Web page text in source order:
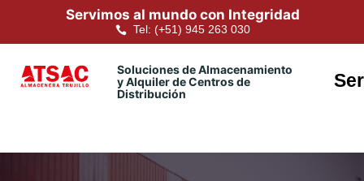
Servimos al mundo con Integridad
Tel: (+51) 945 263 030
Soluciones de Almacenamiento
y Alquiler de Centros de
Distribución